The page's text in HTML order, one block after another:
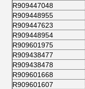
R909447048
R909448955
R909447623
R909448954
R909601975
R909438477
R909438478
R909601668
R909601607